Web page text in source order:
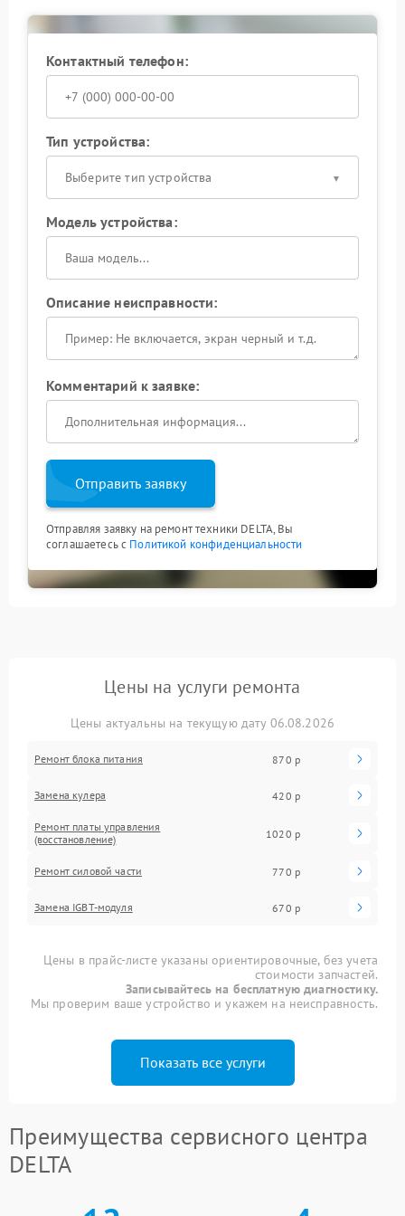
подключенной техники в долгосрочной
Контактный телефон:
Тип устройства:
Выберите тип устройства
Модель устройства:
Описание неисправности:
Комментарий к заявке:
Отправить заявку
Отправляя заявку на ремонт техники DELTA, Вы
соглашаетесь с Политикой конфиденциальности
Цены на услуги ремонта
Цены актуальны на текущую дату 06.08.2026
Ремонт блока питания 870 р
Замена кулера 420 р
Ремонт платы управления
(восстановление)
1020 р
Ремонт силовой части 770 р
Замена IGBT-модуля 670 р
Цены в прайс-листе указаны ориентировочные, без учета
стоимости запчастей.
Записывайтесь на бесплатную диагностику.
Мы проверим ваше устройство и укажем на неисправность.
Показать все услуги
Преимущества сервисного центра
DELTA